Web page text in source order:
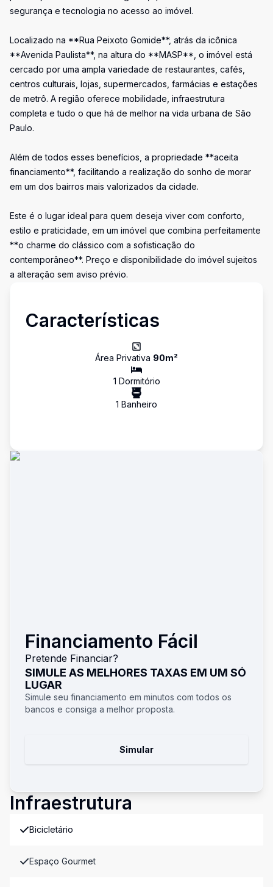
segurança e tecnologia no acesso ao imóvel.
Localizado na **Rua Peixoto Gomide**, atrás da icônica
**Avenida Paulista**, na altura do **MASP**, o imóvel está
cercado por uma ampla variedade de restaurantes, cafés,
centros culturais, lojas, supermercados, farmácias e estações
de metrô. A região oferece mobilidade, infraestrutura
completa e tudo o que há de melhor na vida urbana de São
Paulo.
Além de todos esses benefícios, a propriedade **aceita
financiamento**, facilitando a realização do sonho de morar
em um dos bairros mais valorizados da cidade.
Este é o lugar ideal para quem deseja viver com conforto,
estilo e praticidade, em um imóvel que combina perfeitamente
**o charme do clássico com a sofisticação do
contemporâneo**. Preço e disponibilidade do imóvel sujeitos
a alteração sem aviso prévio.
Características
Área Privativa 90m²
1 Dormitório
1 Banheiro
Financiamento Fácil
Pretende Financiar?
SIMULE AS MELHORES TAXAS EM UM SÓ
LUGAR
Simule seu financiamento em minutos com todos os
bancos e consiga a melhor proposta.
Simular
Infraestrutura
Bicicletário
Espaço Gourmet